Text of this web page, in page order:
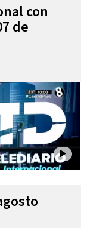
con
de